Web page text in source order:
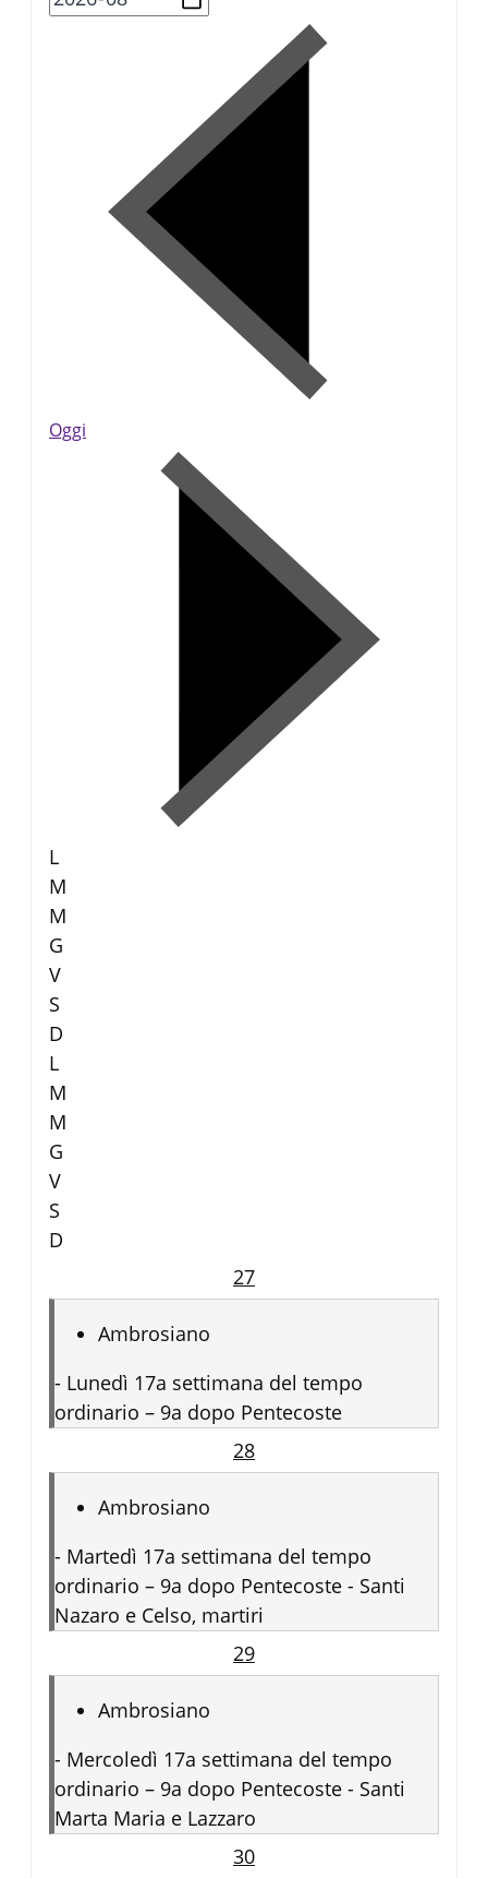
Oggi
L
M
M
G
V
S
D
L
M
M
G
V
S
D
27
Ambrosiano
- Lunedì 17a settimana del tempo
ordinario – 9a dopo Pentecoste
28
Ambrosiano
- Martedì 17a settimana del tempo
ordinario – 9a dopo Pentecoste - Santi
Nazaro e Celso, martiri
29
Ambrosiano
- Mercoledì 17a settimana del tempo
ordinario – 9a dopo Pentecoste - Santi
Marta Maria e Lazzaro
30